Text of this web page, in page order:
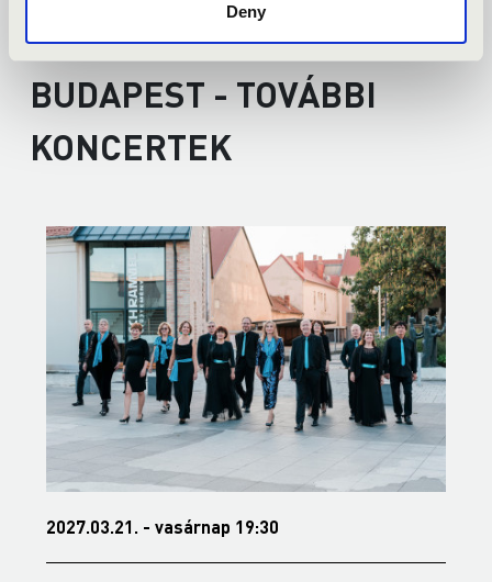
Deny
UNIKUM BÉRLET -
BUDAPEST - TOVÁBBI
KONCERTEK
2027.03.21. - vasárnap 19:30